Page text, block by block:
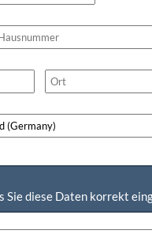
Sie diese Daten korrekt